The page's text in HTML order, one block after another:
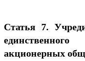
Статья 7.
единственного
акционерных